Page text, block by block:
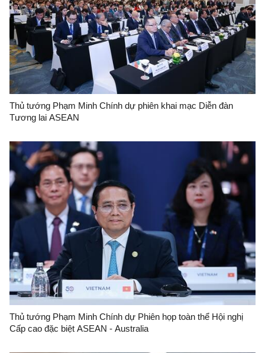
Thủ tướng Phạm Minh Chính dự phiên khai mạc Diễn đàn
Tương lai ASEAN
Thủ tướng Phạm Minh Chính dự Phiên họp toàn thể Hội nghị
Cấp cao đặc biệt ASEAN - Australia